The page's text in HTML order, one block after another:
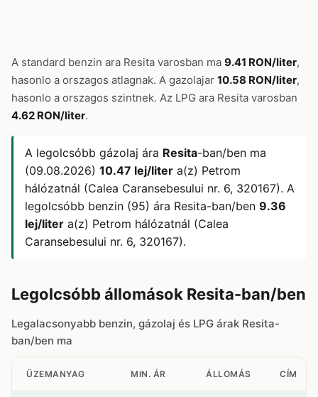
A standard benzin ara Resita varosban ma 9.41 RON/liter,
hasonlo a orszagos atlagnak. A gazolajar 10.58 RON/liter,
hasonlo a orszagos szintnek. Az LPG ara Resita varosban
4.62 RON/liter.
A legolcsóbb gázolaj ára Resita-ban/ben ma
(09.08.2026) 10.47 lej/liter a(z) Petrom
hálózatnál (Calea Caransebesului nr. 6, 320167). A
legolcsóbb benzin (95) ára Resita-ban/ben 9.36
lej/liter a(z) Petrom hálózatnál (Calea
Caransebesului nr. 6, 320167).
Legolcsóbb állomások Resita-ban/ben
Legalacsonyabb benzin, gázolaj és LPG árak Resita-
ban/ben ma
ÜZEMANYAG MIN. ÁR ÁLLOMÁS CÍM